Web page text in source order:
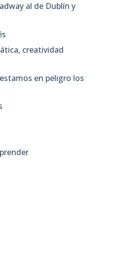
al de Dublín y
creatividad
en peligro los